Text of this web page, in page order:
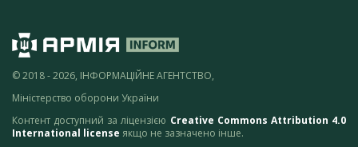
© 2018 - 2026, ІНФОРМАЦІЙНЕ АГЕНТСТВО,
Міністерство оборони України
Контент доступний за ліцензією Creative Commons Attribution 4.0
International license якщо не зазначено інше.